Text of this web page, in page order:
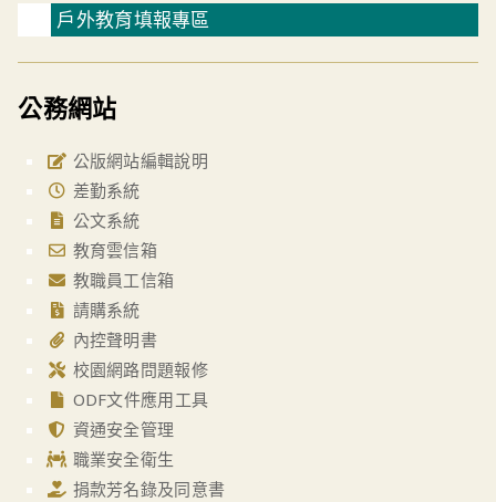
戶外教育填報專區
公務網站
公版網站編輯說明
差勤系統
公文系統
教育雲信箱
教職員工信箱
請購系統
內控聲明書
校園網路問題報修
ODF文件應用工具
資通安全管理
職業安全衛生
捐款芳名錄及同意書